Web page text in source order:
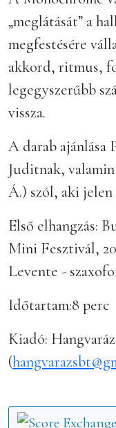
„meglátását” a
megfestésére
akkord, ritmus,
legegyszerűbb
vissza.
A darab ajánlása
Juditnak,
Á.) szól, aki
Első elhangzás:
Mini Fesztivál,
Levente -
Időtartam:8 perc
Kiadó:
(